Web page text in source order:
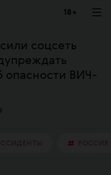
18 +
соцсеть
опасности ВИЧ-